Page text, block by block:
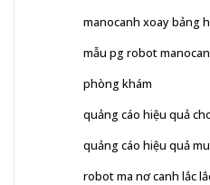
manocanh xoay bảng
mẫu pg robot
phòng khám
quảng cáo hiệu quả
quảng cáo hiệu quả
robot ma nơ canh lắc